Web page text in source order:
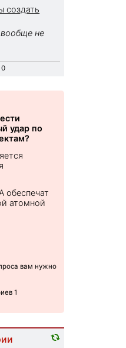
создать
не
0
удар по
атомной
вам нужно
1